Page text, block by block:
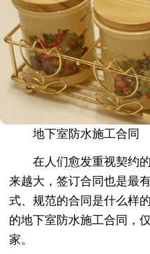
地下室防水施工合同
在人们愈发重视契约
来越大，签订合同也是最
式、规范的合同是什么样
的地下室防水施工合同，
家。